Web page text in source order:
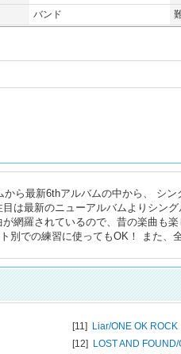
バンド
ら最新6thアルバムの中から、 シ
は最新のニューアルバムよりシン
網羅されているので、昔の楽曲も
別での練習に使ってもOK！ また、
[11] Liar/ONE OK ROCK
[12] LOST AND FOUND/